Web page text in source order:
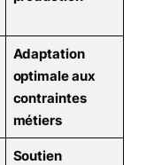
Adaptation
optimale aux
contraintes
métiers
Soutien